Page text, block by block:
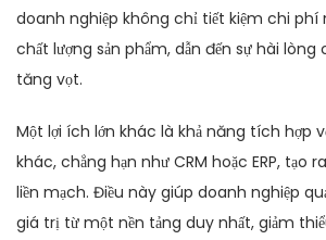
doanh nghiệp không chỉ tiết kiệm chi
chất lượng sản phẩm, dẫn đến sự hài
tăng vọt.
Một lợi ích lớn khác là khả năng tích hợp
khác, chẳng hạn như CRM hoặc ERP, tạo
liền mạch. Điều này giúp doanh nghiệp
giá trị từ một nền tảng duy nhất, giảm